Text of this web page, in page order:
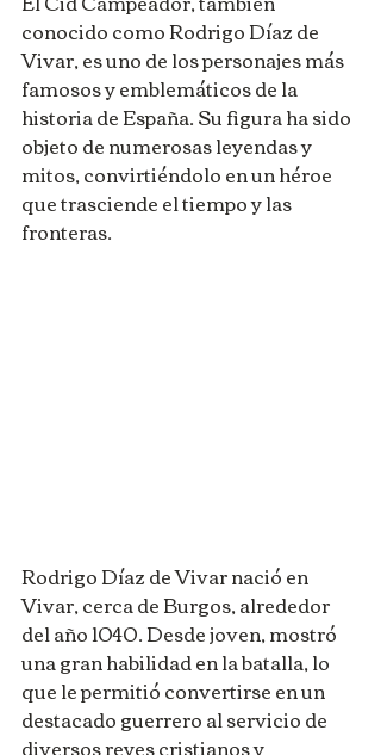
conocido como Rodrigo Díaz de
Vivar, es uno de los personajes más
famosos y emblemáticos de la
historia de España. Su figura ha sido
objeto de numerosas leyendas y
mitos, convirtiéndolo en un héroe
que trasciende el tiempo y las
fronteras.
Rodrigo Díaz de Vivar nació en
Vivar, cerca de Burgos, alrededor
del año 1040. Desde joven, mostró
una gran habilidad en la batalla, lo
que le permitió convertirse en un
destacado guerrero al servicio de
diversos reyes cristianos y